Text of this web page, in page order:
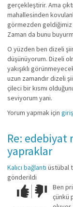
gerçekleştirir. Ama
mahallesinden
görmezden geldiğimiz
Zaman da bunu
O yüzden ben dizeli
düşünüyorum. Dizeli
yakışıklı
uzun zamandır dizeli
çileci bir kısmı
seviyorum yani.
Yorum yapmak için
Re: edebiyat
yapraklar
Kalıcı bağlantı üstübal
gönderildi
Çok iyi!O
kadar
Ben
çünkü